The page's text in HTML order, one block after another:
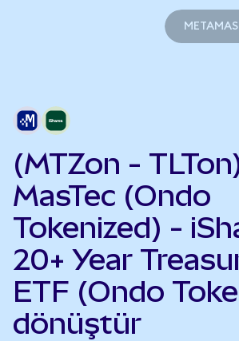
(MTZon -
MasTec (Ondo
Tokenized) -
20+ Year
ETF (Ondo
dönüştür